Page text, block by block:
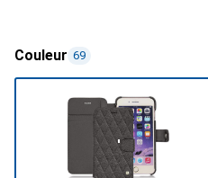
Couleur 69